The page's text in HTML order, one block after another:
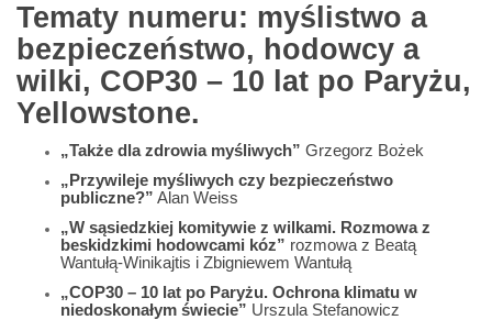
Tematy numeru: myślistwo a
bezpieczeństwo, hodowcy a
wilki, COP30 – 10 lat po Paryżu,
Yellowstone.
„Także dla zdrowia myśliwych” Grzegorz Bożek
„Przywileje myśliwych czy bezpieczeństwo
publiczne?” Alan Weiss
„W sąsiedzkiej komitywie z wilkami. Rozmowa z
beskidzkimi hodowcami kóz” rozmowa z Beatą
Wantułą-Winikajtis i Zbigniewem Wantułą
„COP30 – 10 lat po Paryżu. Ochrona klimatu w
niedoskonałym świecie” Urszula Stefanowicz